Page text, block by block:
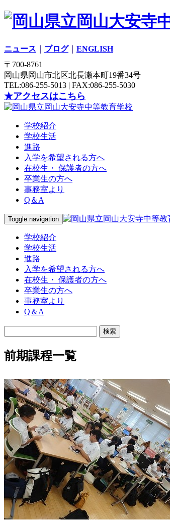
ニュース ブログ｜ ENGLISH
〒700-8761
岡山県岡山市北区北長瀬本町19番34号
TEL:086-255-5013 | FAX:086-255-5030
★アクセスはこちら
学校紹介
学校生活
進路
入学を希望される方へ
在校生・ 保護者の方へ
卒業生の方へ
事務室より
Q＆A
Toggle navigation
学校紹介
学校生活
進路
入学を希望される方へ
在校生・ 保護者の方へ
卒業生の方へ
事務室より
Q＆A
前期課程一覧